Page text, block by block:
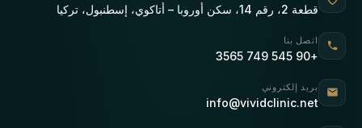
قطعة 2، رقم 14، سكن أوروبا – أتاكوي، إسطنبول، تركيا
اتصل بنا
+90 545 749 3565
بريد إلكتروني
info@vividclinic.net